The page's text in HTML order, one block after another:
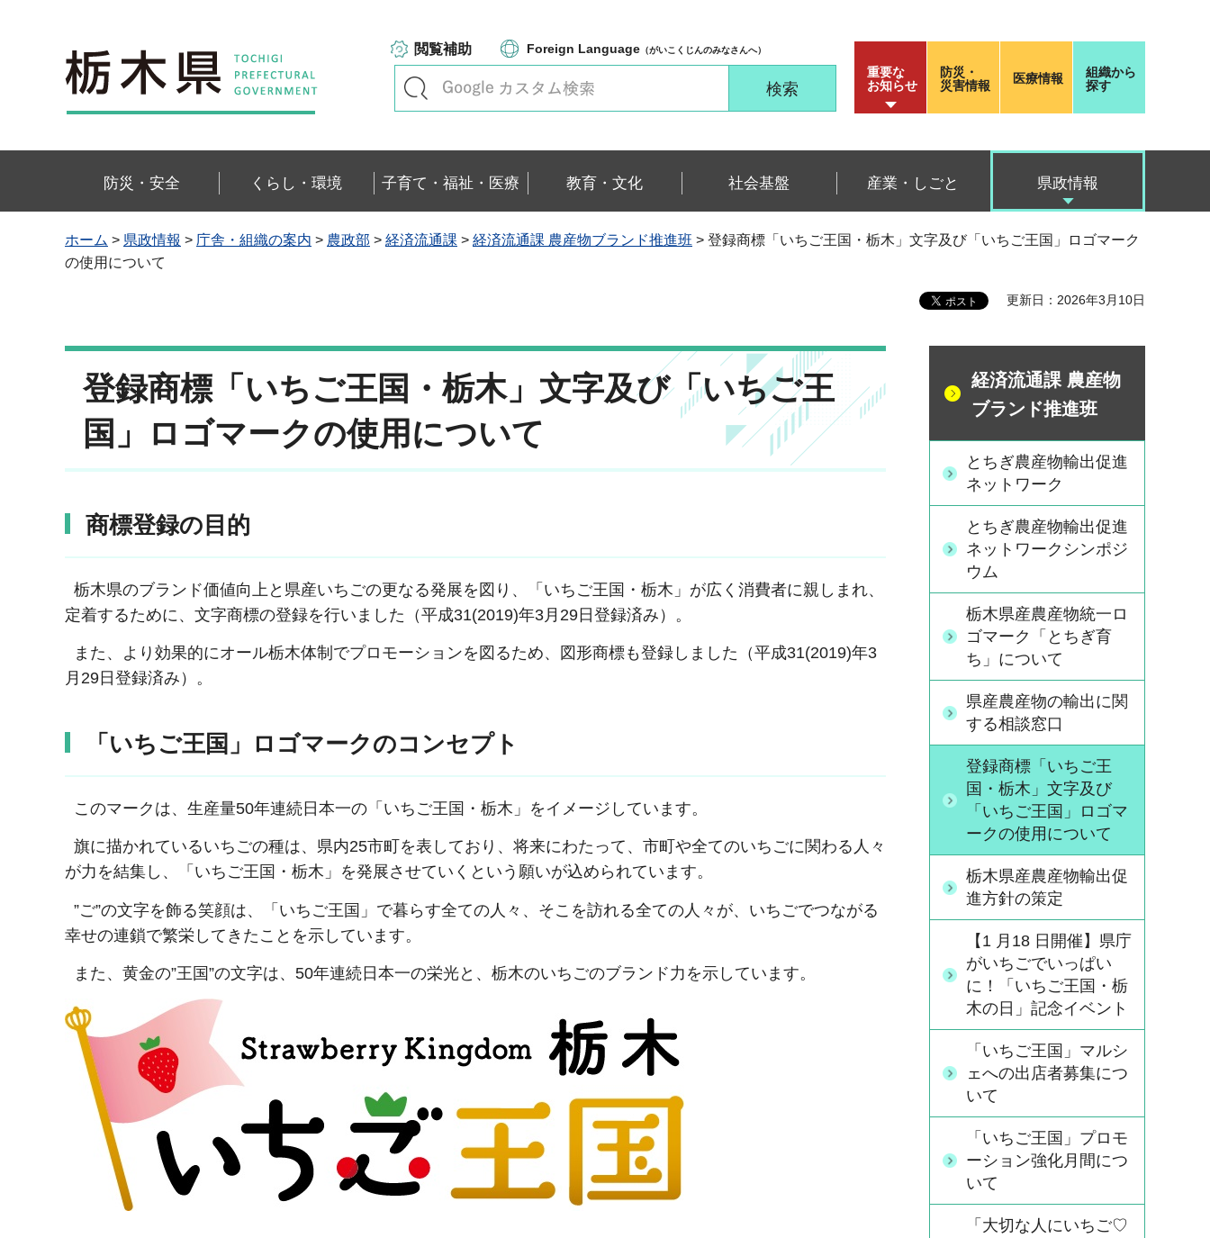
栃木県
閲覧補助 Foreign Language （がいこくじんのみなさんへ）
重要な
お知らせ
防災・
災害情報
医療情報
組織から
探す
防災・安全 くらし・環境 子育て・福祉・医療 教育・文化 社会基盤 産業・しごと 県政情報
ホーム > 県政情報 > 庁舎・組織の案内 > 農政部 > 経済流通課 > 経済流通課 農産物ブランド推進班 > 登録商標「いちご王国・栃木」文字及び「いちご王国」ロゴマーク
の使用について
更新日：2026年3月10日
登録商標「いちご王国・栃木」文字及び「いちご王
国」ロゴマークの使用について
商標登録の目的
栃木県のブランド価値向上と県産いちごの更なる発展を図り、「いちご王国・栃木」が広く消費者に親しまれ、
定着するために、文字商標の登録を行いました（平成31(2019)年3月29日登録済み）。
また、より効果的にオール栃木体制でプロモーションを図るため、図形商標も登録しました（平成31(2019)年3
月29日登録済み）。
「いちご王国」ロゴマークのコンセプト
このマークは、生産量50年連続日本一の「いちご王国・栃木」をイメージしています。
旗に描かれているいちごの種は、県内25市町を表しており、将来にわたって、市町や全てのいちごに関わる人々
が力を結集し、「いちご王国・栃木」を発展させていくという願いが込められています。
”ご”の文字を飾る笑顔は、「いちご王国」で暮らす全ての人々、そこを訪れる全ての人々が、いちごでつながる
幸せの連鎖で繁栄してきたことを示しています。
また、黄金の”王国”の文字は、50年連続日本一の栄光と、栃木のいちごのブランド力を示しています。
経済流通課 農産物
ブランド推進班
とちぎ農産物輸出促進
ネットワーク
とちぎ農産物輸出促進
ネットワークシンポジ
ウム
栃木県産農産物統一ロ
ゴマーク「とちぎ育
ち」について
県産農産物の輸出に関
する相談窓口
登録商標「いちご王
国・栃木」文字及び
「いちご王国」ロゴマ
ークの使用について
栃木県産農産物輸出促
進方針の策定
【1 月18 日開催】県庁
がいちごでいっぱい
に！「いちご王国・栃
木の日」記念イベント
「いちご王国」マルシ
ェへの出店者募集につ
いて
「いちご王国」プロモ
ーション強化月間につ
いて
「大切な人にいちご♡